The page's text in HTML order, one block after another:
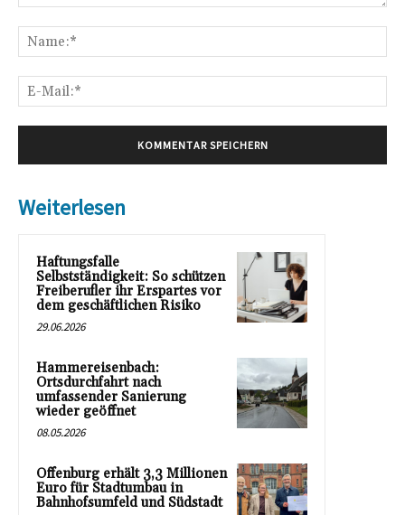
Weiterlesen
Haftungsfalle
Selbstständigkeit: So schützen
Freiberufler ihr Erspartes vor
dem geschäftlichen Risiko
29.06.2026
Hammereisenbach:
Ortsdurchfahrt nach
umfassender Sanierung
wieder geöffnet
08.05.2026
Offenburg erhält 3,3 Millionen
Euro für Stadtumbau in
Bahnhofsumfeld und Südstadt